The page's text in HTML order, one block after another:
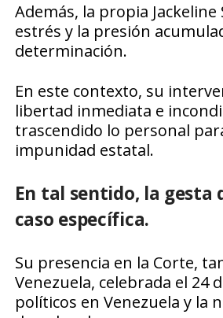
Además, la propia
estrés y la presión
determinación.
En este contexto, su
libertad inmediata e
trascendido lo personal
impunidad estatal.
En tal sentido, la gesta
caso específica.
Su presencia en la Corte,
Venezuela, celebrada el 24
políticos en Venezuela y la